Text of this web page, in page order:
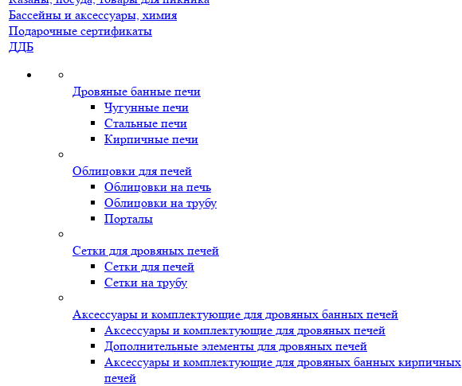
Бассейны и аксессуары, химия
Подарочные сертификаты
ДДБ
Дровяные банные печи
Чугунные печи
Стальные печи
Кирпичные печи
Облицовки для печей
Облицовки на печь
Облицовки на трубу
Порталы
Сетки для дровяных печей
Сетки для печей
Сетки на трубу
Аксессуары и комплектующие для дровяных банных печей
Аксессуары и комплектующие для дровяных печей
Дополнительные элементы для дровяных печей
Аксессуары и комплектующие для дровяных банных кирпичных
печей